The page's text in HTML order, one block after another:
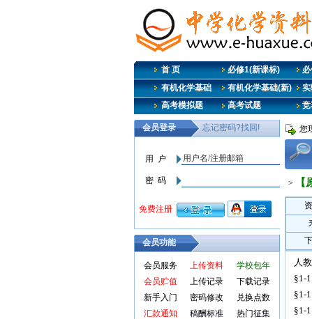
首 页 必修1(新课标)
有机化学基础
有机化学基础(新)
高考模拟题
高考试题
会员功能
会员服务 上传资料
学校包年
会员贮值
上传记录
下载记录
新手入门
密码修改
兑换点数
汇款通知
稿酬标准 热门征集
您
>
人
§1-
§1-
§1-